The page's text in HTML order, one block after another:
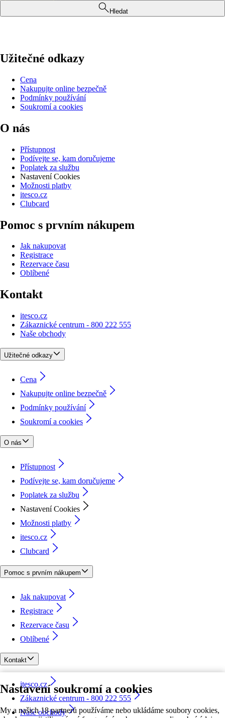
Nastavení soukromí a cookies
My a našich 18 partnerů používáme nebo ukládáme soubory cookies,
Hledat
Užitečné odkazy
Cena
Nakupujte online bezpečně
Podmínky používání
Soukromí a cookies
O nás
Přístupnost
Podívejte se, kam doručujeme
Poplatek za službu
Nastavení Cookies
Možnosti platby
itesco.cz
Clubcard
Pomoc s prvním nákupem
Jak nakupovat
Registrace
Rezervace času
Oblíbené
Kontakt
itesco.cz
Zákaznické centrum - 800 222 555
Naše obchody
Užitečné odkazy
Cena
Nakupujte online bezpečně
Podmínky používání
Soukromí a cookies
O nás
Přístupnost
Podívejte se, kam doručujeme
Poplatek za službu
Nastavení Cookies
Možnosti platby
itesco.cz
Clubcard
Pomoc s prvním nákupem
Jak nakupovat
Registrace
Rezervace času
Oblíbené
Kontakt
itesco.cz
Zákaznické centrum - 800 222 555
Naše obchody